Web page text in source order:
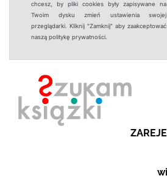
chcesz, by pliki cookies były zapisywane na
Twoim dysku zmień ustawienia swojej
przeglądarki. Kliknij "Zamknij" aby zaakceptować
naszą politykę prywatności.